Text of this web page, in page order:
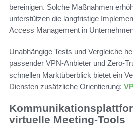
bereinigen. Solche Maßnahmen
unterstützen die langfristige
Access Management in
Unabhängige Tests und Vergleiche
passender VPN-Anbieter und Zero-
schnellen Marktüberblick bietet ein
Diensten zusätzliche Orientierung:
virtuelle Meeting-Tools